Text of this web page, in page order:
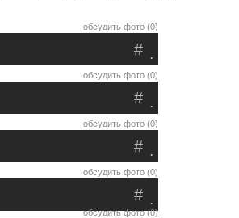
обсудить фото (0)
.
#
обсудить фото (0)
.
#
обсудить фото (0)
.
#
обсудить фото (0)
.
#
обсудить фото (0)